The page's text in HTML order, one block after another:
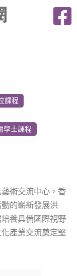
課程
學士課程
術交流中心，香
的嶄新發展洪
養具備國際視野
產業交流奠定堅